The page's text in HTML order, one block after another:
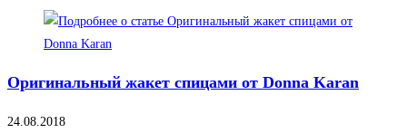
Оригинальный жакет спицами от Donna Karan
24.08.2018